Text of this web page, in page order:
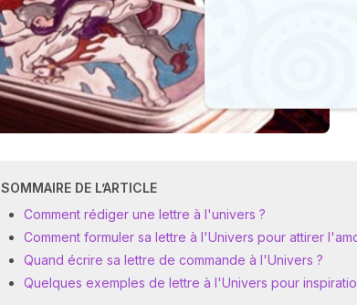
SOMMAIRE DE L’ARTICLE
Comment rédiger une lettre à l'univers ?
Comment formuler sa lettre à l'Univers pour attirer
Quand écrire sa lettre de commande à l'Univers ?
Quelques exemples de lettre à l'Univers pour